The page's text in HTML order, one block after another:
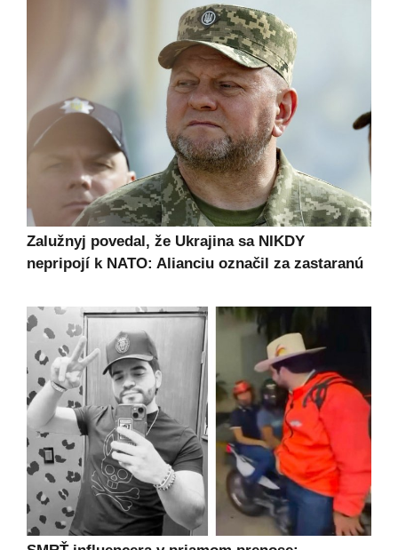
Zalužnyj povedal, že Ukrajina sa NIKDY
nepripojí k NATO: Alianciu označil za zastaranú